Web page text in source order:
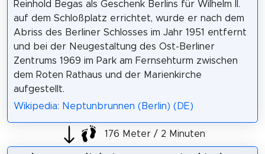
Reinhold Begas als Geschenk Berlins für Wilhelm II.
auf dem Schloßplatz errichtet, wurde er nach dem
Abriss des Berliner Schlosses im Jahr 1951 entfernt
und bei der Neugestaltung des Ost-Berliner
Zentrums 1969 im Park am Fernsehturm zwischen
dem Roten Rathaus und der Marienkirche
aufgestellt.
Wikipedia: Neptunbrunnen (Berlin) (DE)
176 Meter / 2 Minuten